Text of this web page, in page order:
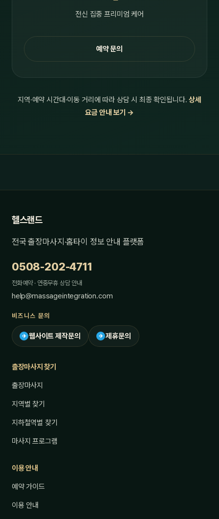
전신 집중 프리미엄 케어
예약 문의
지역·예약 시간대·이동 거리에 따라 상담 시 최종 확인됩니다.상세
요금 안내 보기 →
헬스랜드
전국 출장마사지·홈타이 정보 안내 플랫폼
0508-202-4711
전화예약 · 연중무휴 상담 안내
help@massageintegration.com
비즈니스 문의
✈ 웹사이트 제작문의 ✈ 제휴문의
출장마사지 찾기
출장마사지
지역별 찾기
지하철역별 찾기
마사지 프로그램
이용 안내
예약 가이드
이용 안내